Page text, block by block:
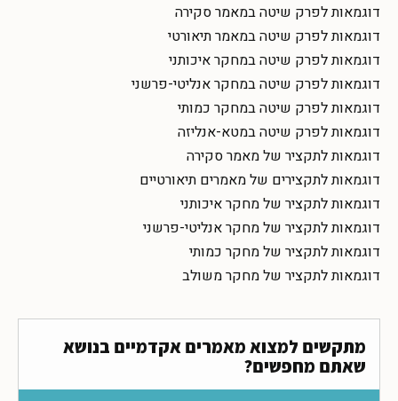
דוגמאות לפרק שיטה במאמר סקירה
דוגמאות לפרק שיטה במאמר תיאורטי
דוגמאות לפרק שיטה במחקר איכותני
דוגמאות לפרק שיטה במחקר אנליטי-פרשני
דוגמאות לפרק שיטה במחקר כמותי
דוגמאות לפרק שיטה במטא-אנליזה
דוגמאות לתקציר של מאמר סקירה
דוגמאות לתקצירים של מאמרים תיאורטיים
דוגמאות לתקציר של מחקר איכותני
דוגמאות לתקציר של מחקר אנליטי-פרשני
דוגמאות לתקציר של מחקר כמותי
דוגמאות לתקציר של מחקר משולב
מתקשים למצוא מאמרים אקדמיים בנושא
שאתם מחפשים?